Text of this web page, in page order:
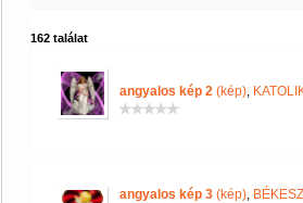
162 találat
angyalos kép 2 (kép),
angyalos kép 3 (kép),